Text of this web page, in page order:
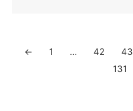
← 1 … 42 43
131